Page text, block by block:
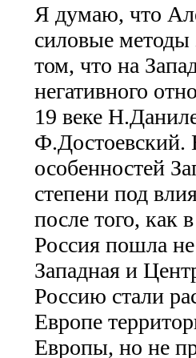
Я думаю, что
силовые методы
том, что на
негативного
19 веке
Ф.Достоевский.
особенностей
степени под
после того, как
Россия пошла
Западная и
Россию стали
Европе
Европы, но не